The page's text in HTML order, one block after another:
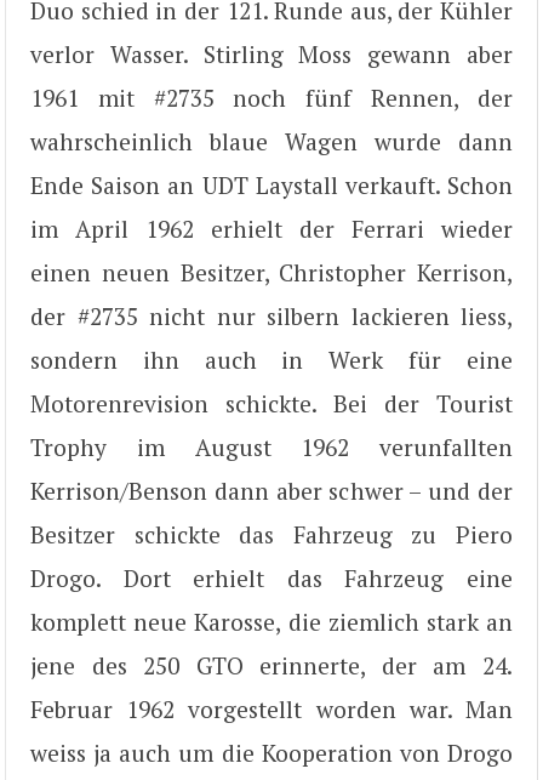
Duo schied in der 121. Runde aus, der Kühler
verlor Wasser. Stirling Moss gewann aber
1961 mit #2735 noch fünf Rennen, der
wahrscheinlich blaue Wagen wurde dann
Ende Saison an UDT Laystall verkauft. Schon
im April 1962 erhielt der Ferrari wieder
einen neuen Besitzer, Christopher Kerrison,
der #2735 nicht nur silbern lackieren liess,
sondern ihn auch in Werk für eine
Motorenrevision schickte. Bei der Tourist
Trophy im August 1962 verunfallten
Kerrison/Benson dann aber schwer – und der
Besitzer schickte das Fahrzeug zu Piero
Drogo. Dort erhielt das Fahrzeug eine
komplett neue Karosse, die ziemlich stark an
jene des 250 GTO erinnerte, der am 24.
Februar 1962 vorgestellt worden war. Man
weiss ja auch um die Kooperation von Drogo